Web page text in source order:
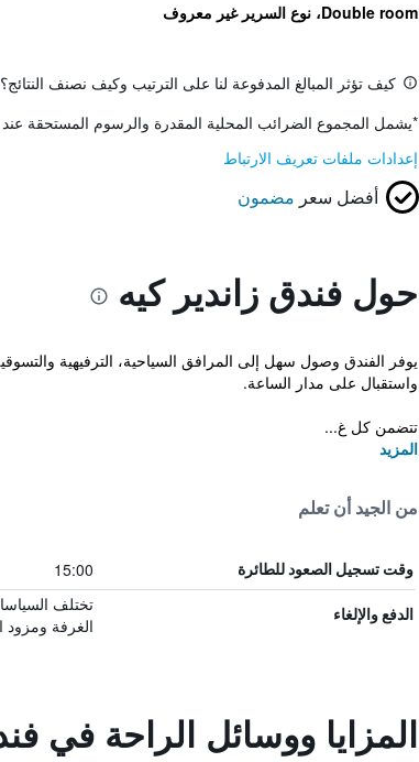
Double room، نوع السرير غير معروف
كيف تؤثر المبالغ المدفوعة لنا على الترتيب وكيف نصنف النتائج؟
*يشمل المجموع الضرائب المحلية المقدرة والرسوم المستحقة
إعدادات ملفات تعريف الارتباط
أفضل سعر مضمون
حول فندق زاندير كيه
يوفر الفندق وصول سهل إلى المرافق السياحية، الترفيهية
واستقبال على مدار الساعة.
تتضمن كل غ...
المزيد
من الجيد أن تعلم
وقت تسجيل الصعود للطائرة 15:00
الدفع والإلغاء
تختلف
الغرفة ومزود
المزايا ووسائل الراحة في